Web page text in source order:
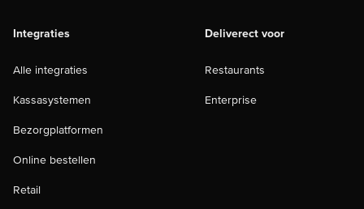
Integraties
Alle integraties
Kassasystemen
Bezorgplatformen
Online bestellen
Retail
Deliverect voor
Restaurants
Enterprise